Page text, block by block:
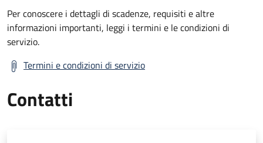
Per conoscere i dettagli di scadenze, requisiti e altre
informazioni importanti, leggi i termini e le condizioni di
servizio.
Termini e condizioni di servizio
Contatti